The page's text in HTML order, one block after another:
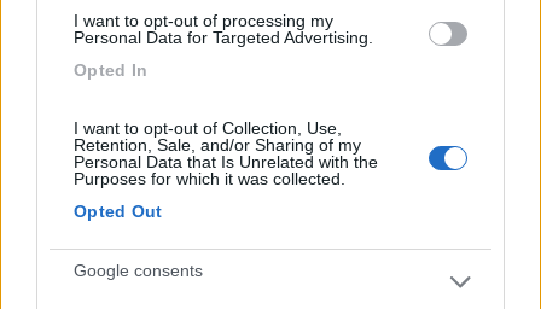
I want to opt-out of processing my
Personal Data for Targeted Advertising.
Opted In
I want to opt-out of Collection, Use,
Retention, Sale, and/or Sharing of my
Personal Data that Is Unrelated with the
Purposes for which it was collected.
Opted Out
Google consents
Campeggio
Seen Camping Stadlerhof